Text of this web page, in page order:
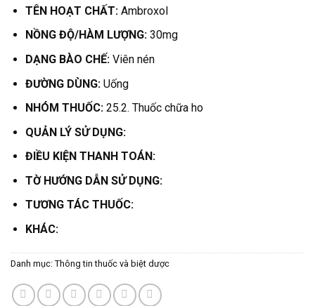
TÊN HOẠT CHẤT:Ambroxol
NỒNG ĐỘ/HÀM LƯỢNG:30mg
DẠNG BÀO CHẾ:Viên nén
ĐƯỜNG DÙNG:Uống
NHÓM THUỐC:25.2. Thuốc chữa ho
QUẢN LÝ SỬ DỤNG:
ĐIỀU KIỆN THANH TOÁN:
TỜ HƯỚNG DẪN SỬ DỤNG:
TƯƠNG TÁC THUỐC:
KHÁC:
Danh mục: Thông tin thuốc và biệt dược